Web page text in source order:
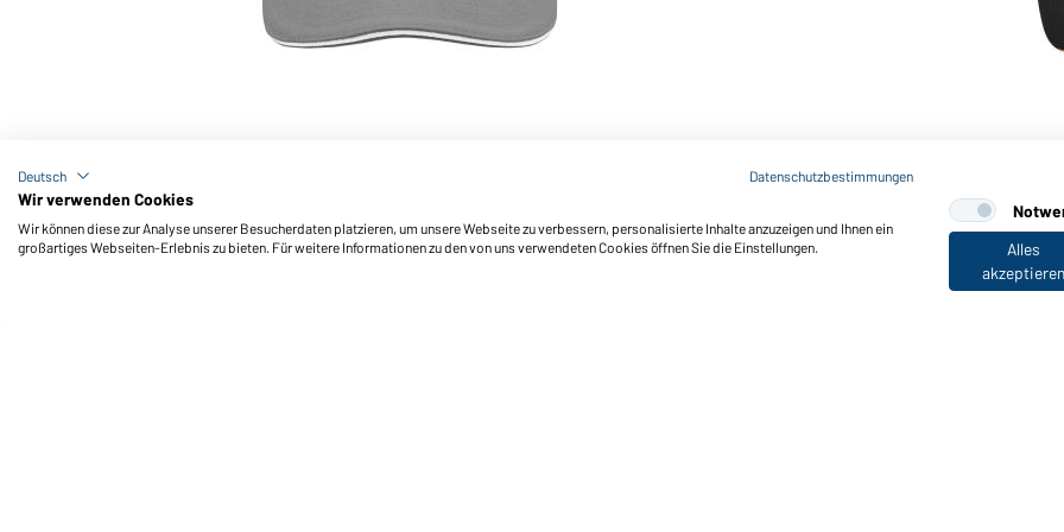
6 Panel Raver Sandwich Cap (dark-grey/white) 5 Panel Sandwich Cap
Deutsch Datenschutzbestimmungen
Wir verwenden Cookies
Wir können diese zur Analyse unserer Besucherdaten platzieren, um unsere Webseite zu verbessern, personalisierte Inhalte anzuzeigen und Ihnen ein
großartiges Webseiten-Erlebnis zu bieten. Für weitere Informationen zu den von uns verwendeten Cookies öffnen Sie die Einstellungen.
Alles
akzeptieren